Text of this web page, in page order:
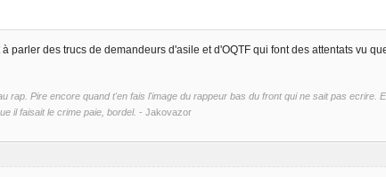
parler des trucs de demandeurs d'asile et d'OQTF qui font des attentats vu
rap. Pire encore quand t'en fais l'image du rappeur bas du front qui ne sait pas ecrire.
il faisait le crime paie, bordel. - Jakovazor